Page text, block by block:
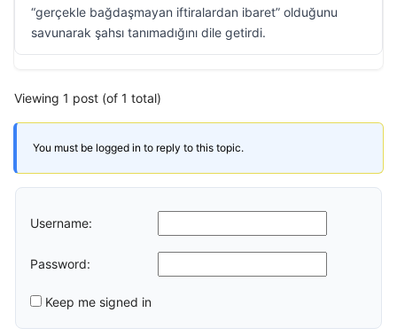
“gerçekle bağdaşmayan iftiralardan ibaret” olduğunu
savunarak şahsı tanımadığını dile getirdi.
Viewing 1 post (of 1 total)
You must be logged in to reply to this topic.
Username:
Password:
Keep me signed in